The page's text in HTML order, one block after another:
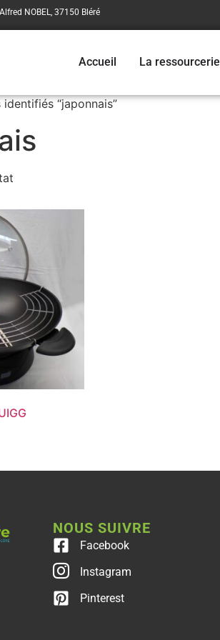
NOBEL, 37150 Bléré
Accueil La ressourcerie
“japonnais”
NOUS SUIVRE
Facebook
Instagram
Pinterest